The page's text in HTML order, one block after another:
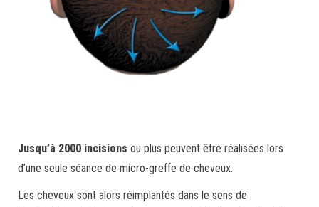
Jusqu’à 2000 incisions ou plus peuvent être réalisées lors
d’une seule séance de micro-greffe de cheveux.
Les cheveux sont alors réimplantés dans le sens de